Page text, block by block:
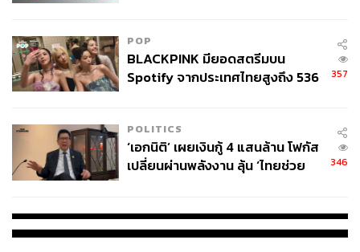
POP
BLACKPINK มียอดสตรีมบน
Spotify จากประเทศไทยสูงถึง 536
357
POLITICS
‘เอกนิติ’ เผยเงินกู้ 4 แสนล้าน โฟกัส
เปลี่ยนผ่านพลังงาน ลุ้น ‘ไทยช่วย
346